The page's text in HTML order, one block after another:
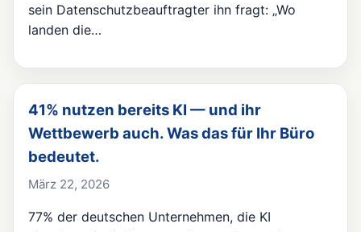
sein Datenschutzbeauftragter ihn fragt: „Wo
landen die…
41% nutzen bereits KI — und ihr
Wettbewerb auch. Was das für Ihr Büro
bedeutet.
März 22, 2026
77% der deutschen Unternehmen, die KI